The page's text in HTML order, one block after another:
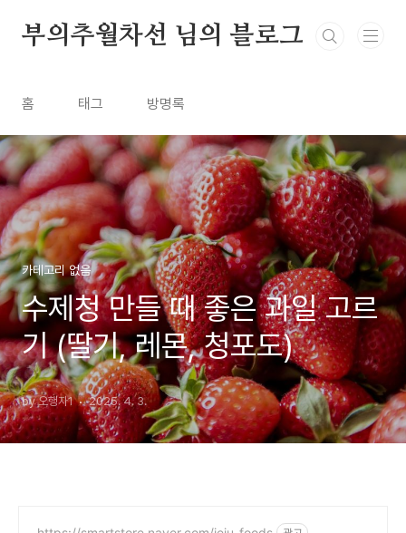
부의추월차선 님의 블로그
홈 태그 방명록
카테고리 없음
수제청 만들 때 좋은 과일 고르
기 (딸기, 레몬, 청포도)
by 오행자1 2025. 4. 3.